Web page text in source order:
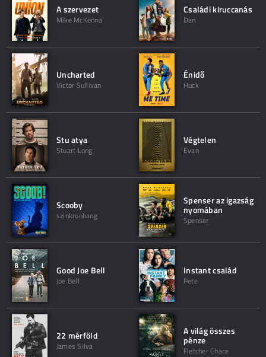
A szervezet
Mike McKenna
Családi kiruccanás
Dan
Uncharted
Victor Sullivan
Énidő
Huck
Stu atya
Stuart Long
Végtelen
Evan
Scooby
szinkronhang
Spenser az igazság
nyomában
Spenser
Good Joe Bell
Joe Bell
Instant család
Pete
22 mérföld
James Silva
A világ összes
pénze
Fletcher Chace